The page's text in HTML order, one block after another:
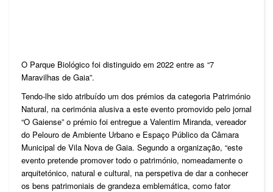
O Parque Biológico foi distinguido em 2022 entre as “7
Maravilhas de Gaia”.
Tendo-lhe sido atribuído um dos prémios da categoria Património
Natural, na cerimónia alusiva a este evento promovido pelo jornal
“O Gaiense” o prémio foi entregue a Valentim Miranda, vereador
do Pelouro de Ambiente Urbano e Espaço Público da Câmara
Municipal de Vila Nova de Gaia. Segundo a organização, “este
evento pretende promover todo o património, nomeadamente o
arquitetónico, natural e cultural, na perspetiva de dar a conhecer
os bens patrimoniais de grandeza emblemática, como fator